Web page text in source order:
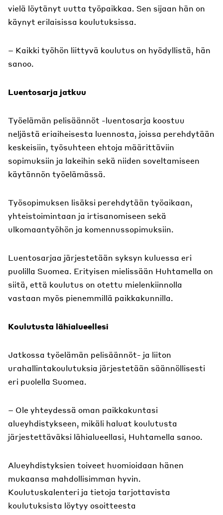
vielä löytänyt uutta työpaikkaa. Sen sijaan hän on
käynyt erilaisissa koulutuksissa.
– Kaikki työhön liittyvä koulutus on hyödyllistä, hän
sanoo.
Luentosarja jatkuu
Työelämän pelisäännöt -luentosarja koostuu
neljästä eriaiheisesta luennosta, joissa perehdytään
keskeisiin, työsuhteen ehtoja määrittäviin
sopimuksiin ja lakeihin sekä niiden soveltamiseen
käytännön työelämässä.
Työsopimuksen lisäksi perehdytään työaikaan,
yhteistoimintaan ja irtisanomiseen sekä
ulkomaantyöhön ja komennussopimuksiin.
Luentosarjaa järjestetään syksyn kuluessa eri
puolilla Suomea. Erityisen mielissään Huhtamella on
siitä, että koulutus on otettu mielenkiinnolla
vastaan myös pienemmillä paikkakunnilla.
Koulutusta lähialueellesi
Jatkossa työelämän pelisäännöt- ja liiton
urahallintakoulutuksia järjestetään säännöllisesti
eri puolella Suomea.
– Ole yhteydessä oman paikkakuntasi
alueyhdistykseen, mikäli haluat koulutusta
järjestettäväksi lähialueellasi, Huhtamella sanoo.
Alueyhdistyksien toiveet huomioidaan hänen
mukaansa mahdollisimman hyvin.
Koulutuskalenteri ja tietoja tarjottavista
koulutuksista löytyy osoitteesta